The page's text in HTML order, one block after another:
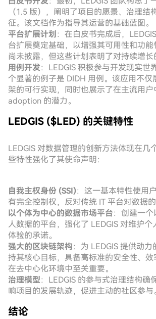
（1.5 版），阐明了项目的愿景、治理结
征。该文档作为指导其运营的基础蓝图。
平台扩展计划 ：在白皮书完成后，
台扩展奠定基础，以增强其可用性和功能
尚未披露，但这些计划表明了对持续增长
用例开发：LEDGIS 积极参与开发现实世
个显著的例子是 DIDH 用例。该应用不仅
架的可行实现，同时也展示了在主流用户
adoption 的潜力。
LEDGIS ($LED) 的关键特性
LEDGIS 对数据管理的创新方法体现在几
些特性强化了其使命声明：
自我主权身份 (SSI)：这一基本特性使用
有完全控制权，反对传统 IT 平台对数据的
以个体为中心的数据市场平台：创建一
人数据的平台，强化了 LEDGIS 对维护个
体验的承诺。
强大的区块链架构：为 LEDGIS 提供动
持其核心目标，具备高标准的安全性、
在去中心化环境中至关重要。
治理模型：LEDGIS 的参与式治理结构确
响项目的发展轨迹，促进主动的社区参与
结论